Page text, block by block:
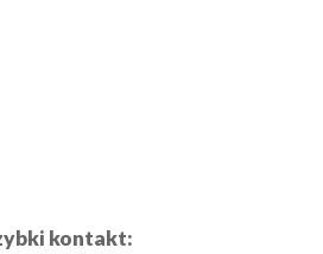
kontakt: